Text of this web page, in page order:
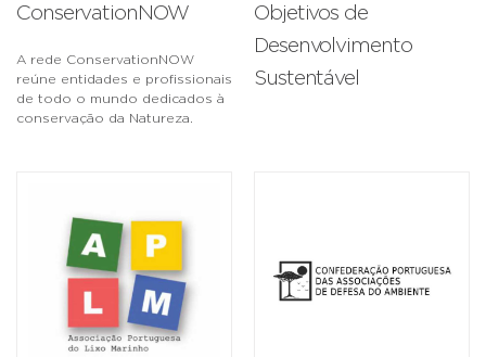
ConservationNOW
A rede ConservationNOW
reúne entidades e profissionais
de todo o mundo dedicados à
conservação da Natureza.
Objetivos de
Desenvolvimento
Sustentável